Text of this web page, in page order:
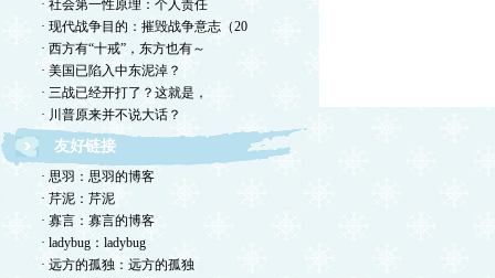
· 社会第一性原理：个人责任
· 现代战争目的：摧毁战争意志（20
· 西方有“十戒”，东方也有～
· 美国已陷入中东泥淖？
· 三战已经开打了？这就是，
· 川普原来并不说大话？
友好链接
· 思羽：思羽的博客
· 芹泥：芹泥
· 寡言：寡言的博客
· ladybug：ladybug
· 远方的孤独：远方的孤独